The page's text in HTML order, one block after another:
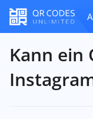
Kann ein